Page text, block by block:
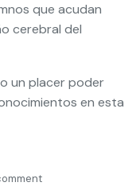
que acudan
cerebral del
un placer poder
en esta